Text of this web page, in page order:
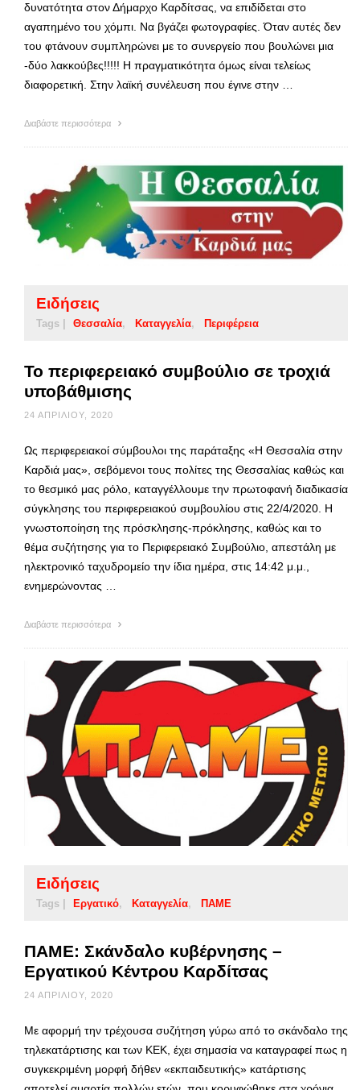
δυνατότητα στον Δήμαρχο Καρδίτσας, να επιδίδεται στο
αγαπημένο του χόμπι. Να βγάζει φωτογραφίες. Όταν αυτές δεν
του φτάνουν συμπληρώνει με το συνεργείο που βουλώνει μια
-δύο λακκούβες!!!!! Η πραγματικότητα όμως είναι τελείως
διαφορετική. Στην λαϊκή συνέλευση που έγινε στην …
Διαβάστε περισσότερα
Ειδήσεις
Tags | Θεσσαλία Καταγγελία Περιφέρεια
Το περιφερειακό συμβούλιο σε τροχιά
υποβάθμισης
24 ΑΠΡΙΛΊΟΥ, 2020
Ως περιφερειακοί σύμβουλοι της παράταξης «Η Θεσσαλία στην
Καρδιά μας», σεβόμενοι τους πολίτες της Θεσσαλίας καθώς και
το θεσμικό μας ρόλο, καταγγέλλουμε την πρωτοφανή διαδικασία
σύγκλησης του περιφερειακού συμβουλίου στις 22/4/2020. Η
γνωστοποίηση της πρόσκλησης-πρόκλησης, καθώς και το
θέμα συζήτησης για το Περιφερειακό Συμβούλιο, απεστάλη με
ηλεκτρονικό ταχυδρομείο την ίδια ημέρα, στις 14:42 μ.μ.,
ενημερώνοντας …
Διαβάστε περισσότερα
Ειδήσεις
Tags | Εργατικό Καταγγελία ΠΑΜΕ
ΠΑΜΕ: Σκάνδαλο κυβέρνησης –
Εργατικού Κέντρου Καρδίτσας
24 ΑΠΡΙΛΊΟΥ, 2020
Με αφορμή την τρέχουσα συζήτηση γύρω από το σκάνδαλο της
τηλεκατάρτισης και των ΚΕΚ, έχει σημασία να καταγραφεί πως η
συγκεκριμένη μορφή δήθεν «εκπαιδευτικής» κατάρτισης